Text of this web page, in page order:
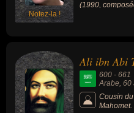
Notez-la !
(1990,
dénonce les
de l'Église
Ali ibn Abi
600 - 661
Arabe, 60
Cousin
Mahomet.